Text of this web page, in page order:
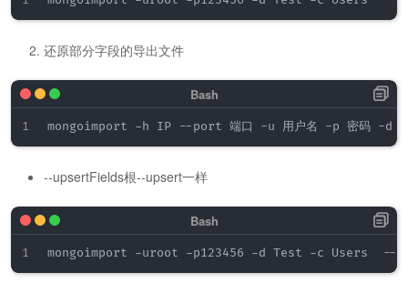
还原部分字段的导出文件
--upsertFields根--upsert一样